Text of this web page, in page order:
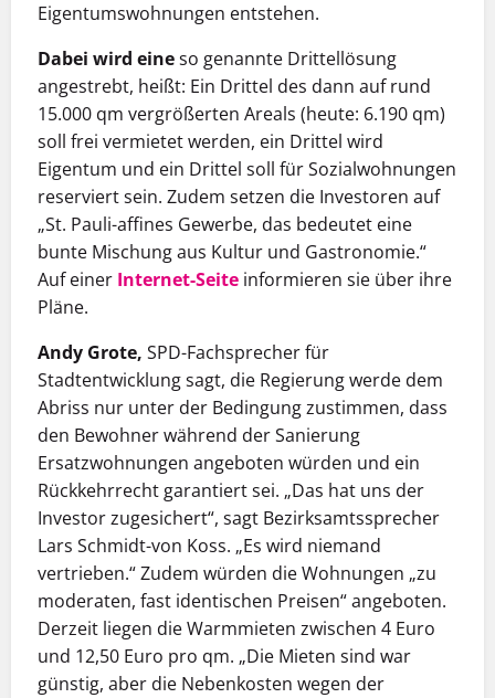
Eigentumswohnungen entstehen.
Dabei wird eineso genannte Drittellösung
angestrebt, heißt: Ein Drittel des dann auf rund
15.000 qm vergrößerten Areals (heute: 6.190 qm)
soll frei vermietet werden, ein Drittel wird
Eigentum und ein Drittel soll für Sozialwohnungen
reserviert sein. Zudem setzen die Investoren auf
„St. Pauli-affines Gewerbe, das bedeutet eine
bunte Mischung aus Kultur und Gastronomie.“
Auf einer Internet-Seite informieren sie über ihre
Pläne.
Andy Grote, SPD-Fachsprecher für
Stadtentwicklung sagt, die Regierung werde dem
Abriss nur unter der Bedingung zustimmen, dass
den Bewohner während der Sanierung
Ersatzwohnungen angeboten würden und ein
Rückkehrrecht garantiert sei. „Das hat uns der
Investor zugesichert“, sagt Bezirksamtssprecher
Lars Schmidt-von Koss. „Es wird niemand
vertrieben.“ Zudem würden die Wohnungen „zu
moderaten, fast identischen Preisen“ angeboten.
Derzeit liegen die Warmmieten zwischen 4 Euro
und 12,50 Euro pro qm. „Die Mieten sind war
günstig, aber die Nebenkosten wegen der